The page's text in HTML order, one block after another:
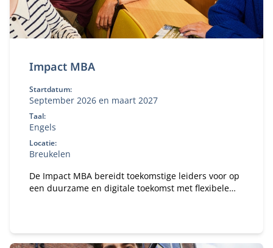
Impact MBA
Startdatum:
September 2026 en maart 2027
Taal:
Engels
Locatie:
Breukelen
De Impact MBA bereidt toekomstige leiders voor op
een duurzame en digitale toekomst met flexibele